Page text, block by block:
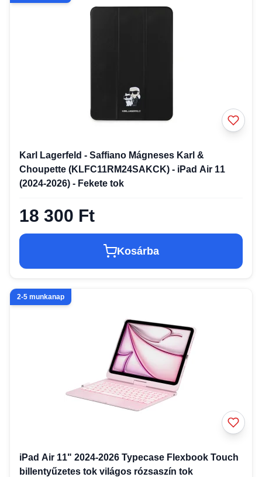
Karl Lagerfeld - Saffiano Mágneses Karl &
Choupette (KLFC11RM24SAKCK) - iPad Air 11
(2024-2026) - Fekete tok
18 300 Ft
Kosárba
2-5 munkanap
iPad Air 11" 2024-2026 Typecase Flexbook Touch
billentyűzetes tok világos rózsaszín tok